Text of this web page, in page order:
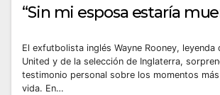
“Sin mi esposa estaría
El exfutbolista inglés Wayne Rooney, leyenda
United y de la selección de Inglaterra,
testimonio personal sobre los momentos
vida. En…